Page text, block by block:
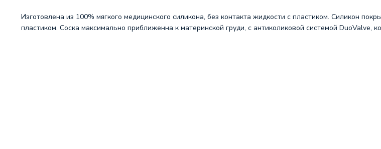
Изготовлена из 100% мягкого медицинского силикона, без контакта жидкости с пластиком. Силикон
пластиком. Соска максимально приближенна к материнской груди, с антиколиковой системой DuoValve,